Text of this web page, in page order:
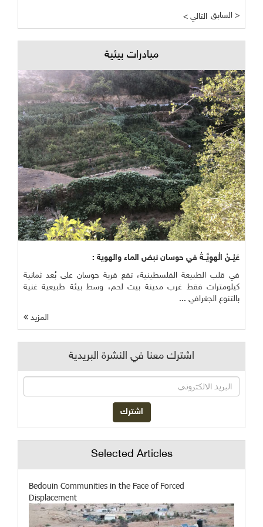
< التالي السابق >
مبادرات بيئية
عَيْــنُ الْهوِيَّــةُ في حوسان نبض الماء والهوية :
في قلب الطبيعة الفلسطينية، تقع قرية حوسان على بُعد ثمانية
كيلومترات فقط غرب مدينة بيت لحم، وسط بيئة طبيعية غنية
بالتنوع الجغرافي ...
المزيد
اشترك معنا في النشرة البريدية
Selected Articles
Bedouin Communities in the Face of Forced
Displacement